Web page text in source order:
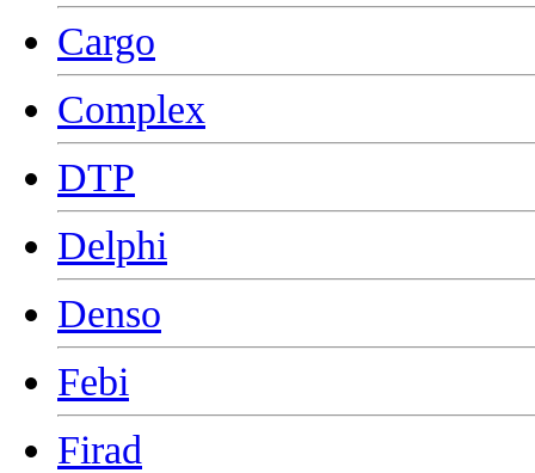
Cargo
Complex
DTP
Delphi
Denso
Febi
Firad